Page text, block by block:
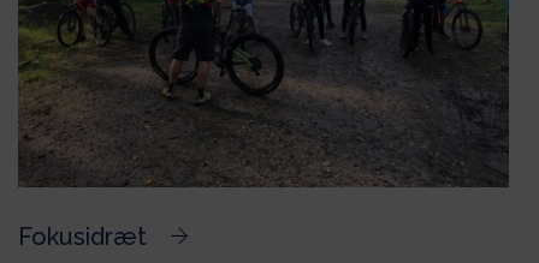
Fokusidræt